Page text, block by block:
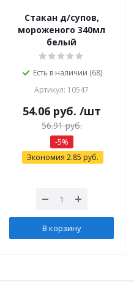
Стакан д/супов,
мороженого 340мл
белый
Есть в наличии (68)
Артикул: 10547
54.06руб. /шт
56.91руб.
-5%
Экономия 2.85 руб.
В корзину